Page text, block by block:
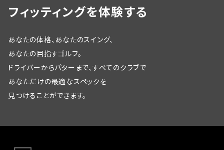
フィッティングを体験する
あなたの体格、あなたのスイング、
あなたの目指すゴルフ。
ドライバーからパターまで、すべてのクラブで
あなただけの最適なスペックを
見つけることができます。